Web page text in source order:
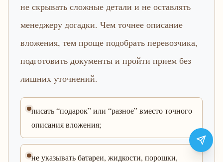
не скрывать сложные детали и не оставлять
менеджеру догадки. Чем точнее описание
вложения, тем проще подобрать перевозчика,
подготовить документы и пройти прием без
лишних уточнений.
писать “подарок” или “разное” вместо точного
описания вложения;
не указывать батареи, жидкости, порошки,